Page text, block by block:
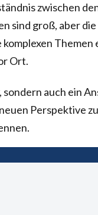
zwischen
sind groß, aber
Ort.
auch ein
Perspektive